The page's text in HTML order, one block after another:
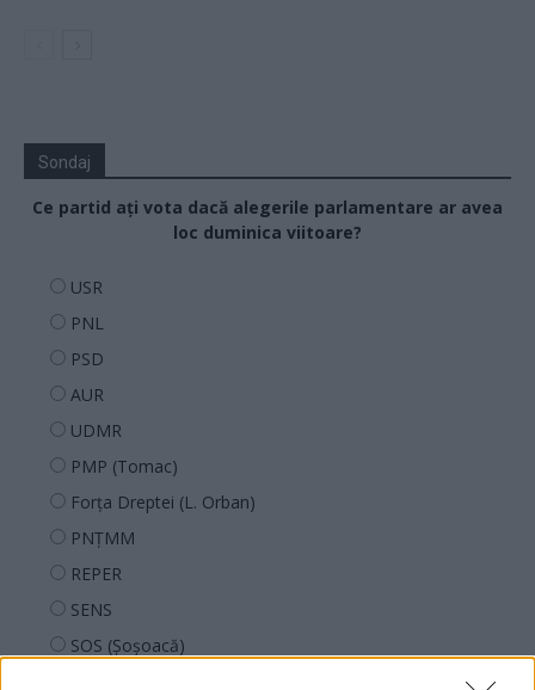
Sondaj
Ce partid ați vota dacă alegerile parlamentare ar avea
loc duminica viitoare?
USR
PNL
PSD
AUR
UDMR
PMP (Tomac)
Forța Dreptei (L. Orban)
PNȚMM
REPER
SENS
SOS (Șoșoacă)